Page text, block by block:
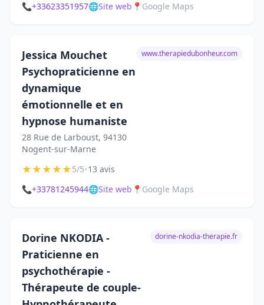
📞+33623351957🌐Site web 📍 Google Maps
Jessica Mouchet
Psychopraticienne en
dynamique
émotionnelle et en
hypnose humaniste
28 Rue de Larboust, 94130
Nogent-sur-Marne
www.therapiedubonheur.com
★★★★★5/5•13 avis
📞+33781245944🌐Site web 📍 Google Maps
Dorine NKODIA -
Praticienne en
psychothérapie -
Thérapeute de couple-
dorine-nkodia-therapie.fr